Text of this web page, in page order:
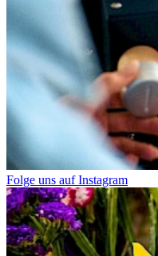
Folge uns auf Instagram